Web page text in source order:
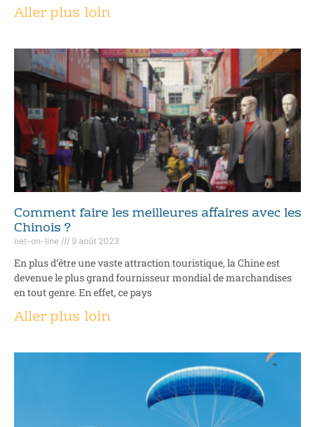
Aller plus loin
Comment faire les meilleures affaires avec les
Chinois ?
net-on-line 9 août 2023
En plus d’être une vaste attraction touristique, la Chine est
devenue le plus grand fournisseur mondial de marchandises
en tout genre. En effet, ce pays
Aller plus loin